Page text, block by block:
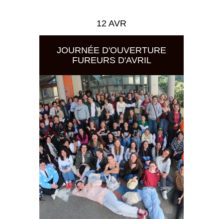
12 AVR
JOURNÉE D'OUVERTURE
FUREURS D'AVRIL